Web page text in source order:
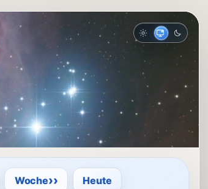
Hell AutoDunkel
Woche›› Heute